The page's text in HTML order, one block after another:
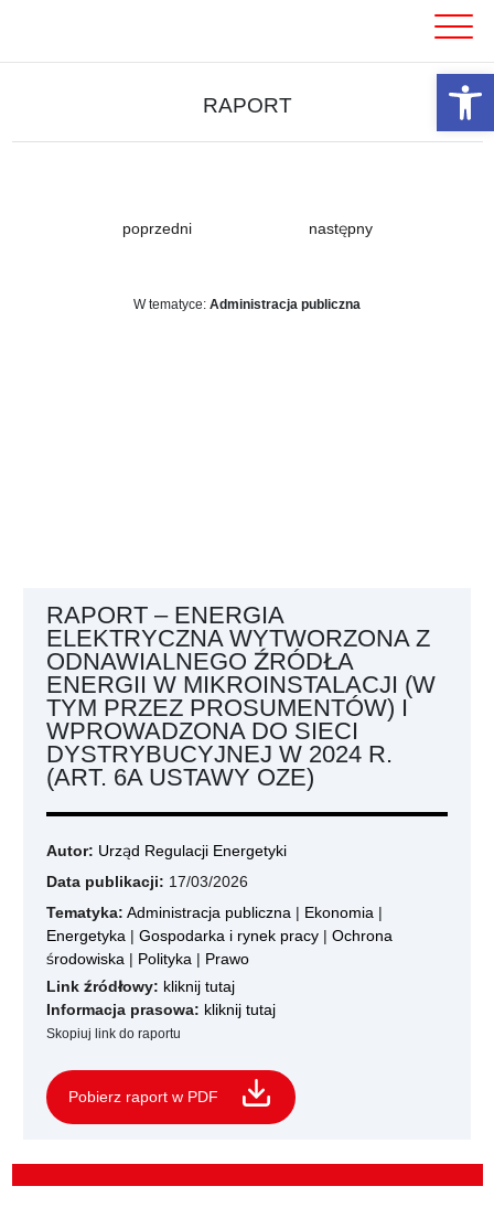
RAPORT
poprzedni następny
W tematyce: Administracja publiczna
RAPORT – ENERGIA
ELEKTRYCZNA WYTWORZONA Z
ODNAWIALNEGO ŹRÓDŁA
ENERGII W MIKROINSTALACJI (W
TYM PRZEZ PROSUMENTÓW) I
WPROWADZONA DO SIECI
DYSTRYBUCYJNEJ W 2024 R.
(ART. 6A USTAWY OZE)
Autor: Urząd Regulacji Energetyki
Data publikacji: 17/03/2026
Tematyka: Administracja publiczna | Ekonomia |
Energetyka | Gospodarka i rynek pracy | Ochrona
środowiska | Polityka | Prawo
Link źródłowy: kliknij tutaj
Informacja prasowa: kliknij tutaj
Skopiuj link do raportu
Pobierz raport w PDF